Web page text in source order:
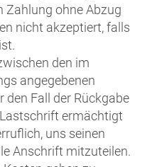
Zahlung ohne Abzug
nicht akzeptiert, falls
den im
angegebenen
den Fall der Rückgabe
ermächtigt
uns seinen
Anschrift mitzuteilen.